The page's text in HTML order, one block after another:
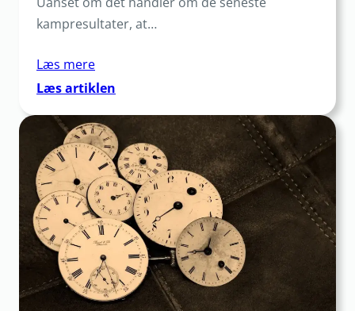
kampresultater, at…
Læs mere
Læs artiklen
du
opdateret
på
sportens
verden